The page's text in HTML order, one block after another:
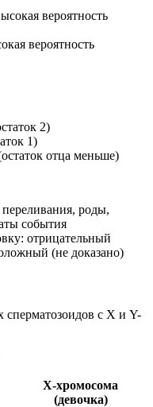
вероятность
вероятность
2)
1)
отца меньше)
роды,
события
отрицательный
(не доказано)
сперматозоидов с X и Y-
X-хромосома
(девочка)